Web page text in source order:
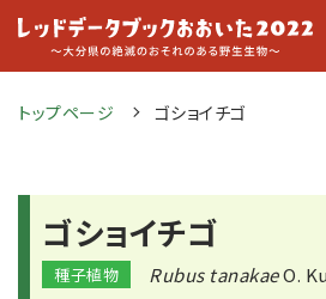
トップページ ゴショイチゴ
ゴショイチゴ
種子植物 Rubus tanakaeO.